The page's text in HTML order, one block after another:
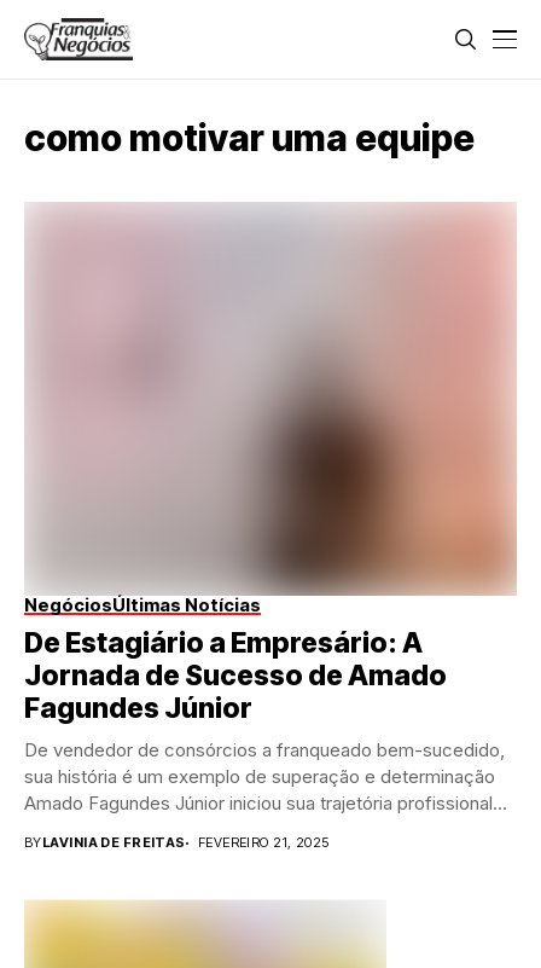
como motivar uma equipe
NegóciosÚltimas Notícias
De Estagiário a Empresário: A
Jornada de Sucesso de Amado
Fagundes Júnior
De vendedor de consórcios a franqueado bem-sucedido,
sua história é um exemplo de superação e determinação
Amado Fagundes Júnior iniciou sua trajetória profissional...
BYLAVINIA DE FREITAS FEVEREIRO 21, 2025